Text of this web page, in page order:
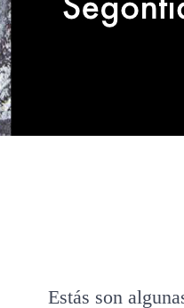
Estás son